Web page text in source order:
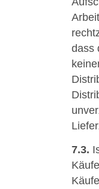
dass
7.3.